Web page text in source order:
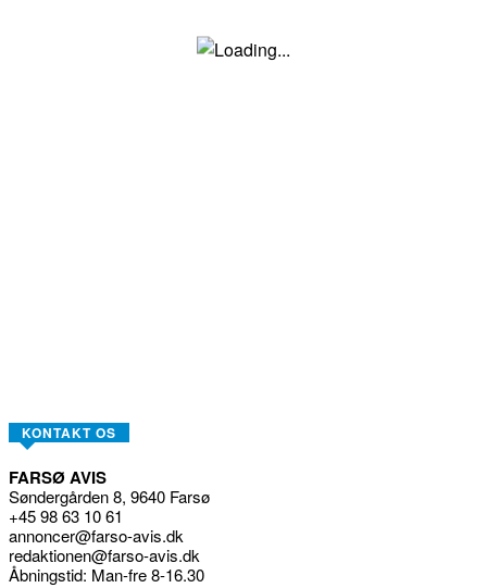
KONTAKT OS
FARSØ AVIS
Søndergården 8, 9640 Farsø
+45 98 63 10 61
annoncer@farso-avis.dk
redaktionen@farso-avis.dk
Åbningstid: Man-fre 8-16.30